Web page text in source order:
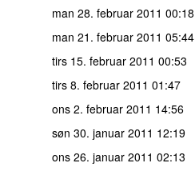
man 28. februar 2011 00:18
man 21. februar 2011 05:44
tirs 15. februar 2011 00:53
tirs 8. februar 2011 01:47
ons 2. februar 2011 14:56
søn 30. januar 2011 12:19
ons 26. januar 2011 02:13